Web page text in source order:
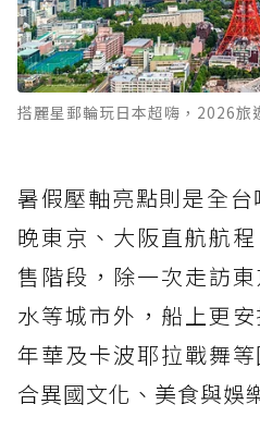
搭麗星郵輪玩日本超嗨，2026旅
暑假壓軸亮點則是全
晚東京、大阪直航航
售階段，除一次走訪
水等城市外，船上更
年華及卡波耶拉戰舞
合異國文化、美食與娛